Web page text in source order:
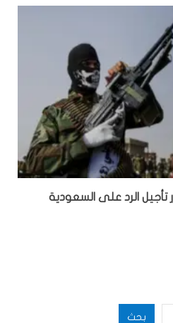
تأجيل الرد على السعودية
بحث